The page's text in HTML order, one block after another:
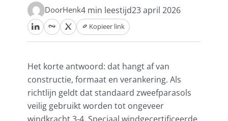
Zweefparasols
Muurparasols
DoorHenk4 min leestijd23 april 2026
Kopieer link
Het korte antwoord: dat hangt af van
constructie, formaat en verankering. Als
richtlijn geldt dat standaard zweefparasols
veilig gebruikt worden tot ongeveer